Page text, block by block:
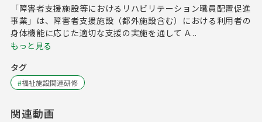
「障害者支援施設等におけるリハビリテーション職員配置促進
事業」は、障害者支援施設（都外施設含む）における利用者の
身体機能に応じた適切な支援の実施を通して A...
もっと見る
タグ
#福祉施設関連研修
関連動画